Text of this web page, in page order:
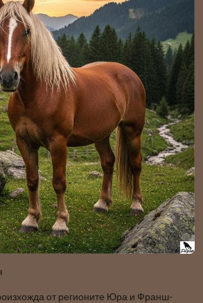
от регионите Юра и Франш-